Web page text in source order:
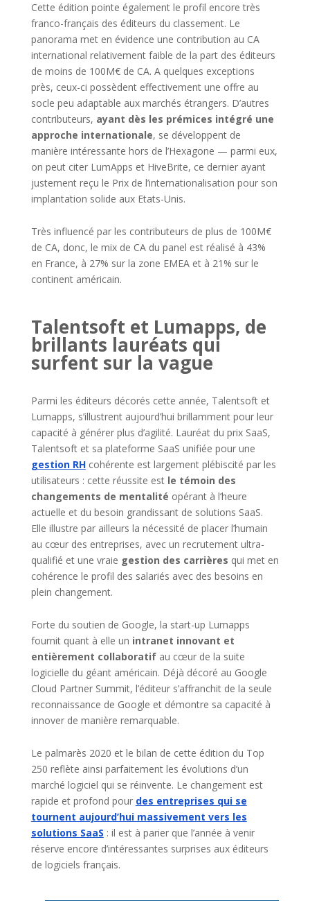
Cette édition pointe également le profil encore très
franco-français des éditeurs du classement. Le
panorama met en évidence une contribution au CA
international relativement faible de la part des éditeurs
de moins de 100M€ de CA. A quelques exceptions
près, ceux-ci possèdent effectivement une offre au
socle peu adaptable aux marchés étrangers. D’autres
contributeurs, ayant dès les prémices intégré une
approche internationale, se développent de
manière intéressante hors de l’Hexagone — parmi eux,
on peut citer LumApps et HiveBrite, ce dernier ayant
justement reçu le Prix de l’internationalisation pour son
implantation solide aux Etats-Unis.
Très influencé par les contributeurs de plus de 100M€
de CA, donc, le mix de CA du panel est réalisé à 43%
en France, à 27% sur la zone EMEA et à 21% sur le
continent américain.
Talentsoft et Lumapps, de
brillants lauréats qui
surfent sur la vague
Parmi les éditeurs décorés cette année, Talentsoft et
Lumapps, s’illustrent aujourd’hui brillamment pour leur
capacité à générer plus d’agilité. Lauréat du prix SaaS,
Talentsoft et sa plateforme SaaS unifiée pour une
gestion RHcohérente est largement plébiscité par les
utilisateurs : cette réussite est le témoin des
changements de mentalité opérant à l’heure
actuelle et du besoin grandissant de solutions SaaS.
Elle illustre par ailleurs la nécessité de placer l’humain
au cœur des entreprises, avec un recrutement ultra-
qualifié et une vraie gestion des carrières qui met en
cohérence le profil des salariés avec des besoins en
plein changement.
Forte du soutien de Google, la start-up Lumapps
fournit quant à elle un intranet innovant et
entièrement collaboratifau cœur de la suite
logicielle du géant américain. Déjà décoré au Google
Cloud Partner Summit, l’éditeur s’affranchit de la seule
reconnaissance de Google et démontre sa capacité à
innover de manière remarquable.
Le palmarès 2020 et le bilan de cette édition du Top
250 reflète ainsi parfaitement les évolutions d’un
marché logiciel qui se réinvente. Le changement est
rapide et profond pour des entreprises qui se
tournent aujourd’hui massivement vers les
solutions SaaS : il est à parier que l’année à venir
réserve encore d’intéressantes surprises aux éditeurs
de logiciels français.